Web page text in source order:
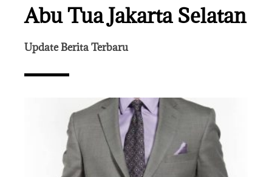
Abu Tua Jakarta Selatan
Update Berita Terbaru